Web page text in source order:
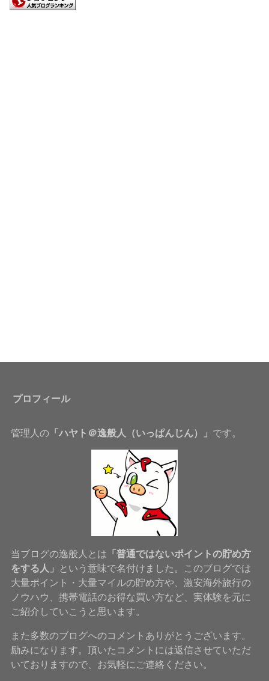
プロフィール
管理人の「ハヤト＠逸般人（いっぱんじん）」 です。
当ブログの逸般人とは 「普通ではないポイントの貯め方
をする人」
という意味で名付けました。このブログでは
大量ポイント・大量マイルの貯め方や、激安海外旅行の
ノウハウ、携帯電話のお得な買い方など、実体験を元に
ご紹介していこうと思います。
また多数のブログへのコメントありがとうございます。
励みになります。頂いたコメントには返信させていただ
いておりますので、お気軽にご連絡ください。